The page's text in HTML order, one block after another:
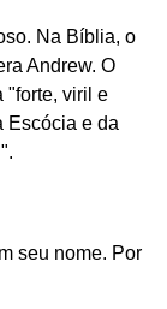
Na Bíblia, o
Andrew. O
"forte, viril e
Escócia e da
seu nome. Por